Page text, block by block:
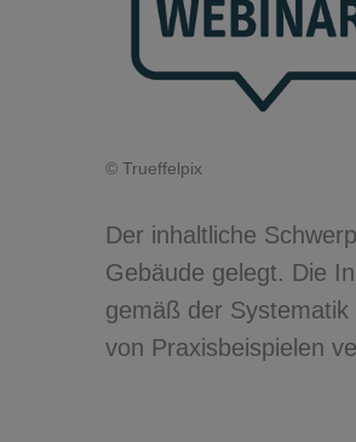
© Trueffelpix
Der inhaltliche
Gebäude gelegt. Die
gemäß der
von Praxisbeispielen